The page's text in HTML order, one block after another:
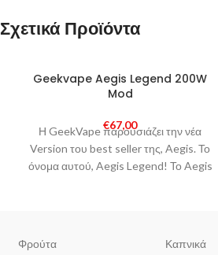
Σχετικά Προϊόντα
SOLDGeekvape Aegis Legend 200W
Mod
€67,00
Η GeekVape παρουσιάζει την νέα
Version του best seller της, Aegis. Το
όνομα αυτού, Aegis Legend! Το Aegis
Φρούτα Καπνικά